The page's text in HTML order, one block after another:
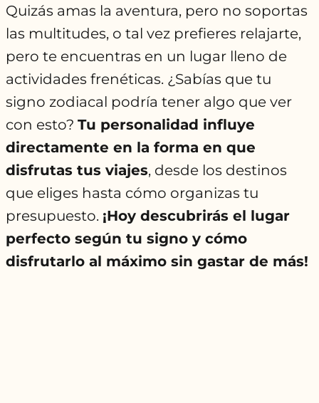
Quizás amas la aventura, pero no soportas
las multitudes, o tal vez prefieres relajarte,
pero te encuentras en un lugar lleno de
actividades frenéticas. ¿Sabías que tu
signo zodiacal podría tener algo que ver
con esto? Tu personalidad influye
directamente en la forma en que
disfrutas tus viajes, desde los destinos
que eliges hasta cómo organizas tu
presupuesto. ¡Hoy descubrirás el lugar
perfecto según tu signo y cómo
disfrutarlo al máximo sin gastar de más!